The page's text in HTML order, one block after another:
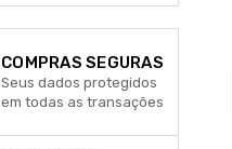
COMPRAS SEGURAS
Seus dados protegidos
em todas as transações